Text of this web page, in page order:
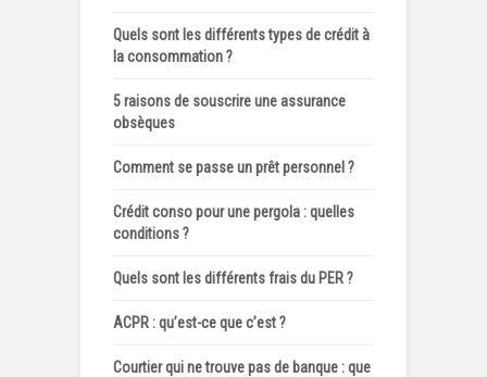
Quels sont les différents types de crédit à
la consommation ?
5 raisons de souscrire une assurance
obsèques
Comment se passe un prêt personnel ?
Crédit conso pour une pergola : quelles
conditions ?
Quels sont les différents frais du PER ?
ACPR : qu’est-ce que c’est ?
Courtier qui ne trouve pas de banque : que